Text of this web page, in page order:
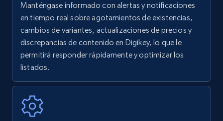
Amazon Reviews
URL, Product name, Product rating, Product
rating object, Product rating max, Rating,
Author name, Asin, and more.
Manténgase informado con alertas y notificaciones
en tiempo real sobre agotamientos de existencias,
cambios de variantes, actualizaciones de precios y
discrepancias de contenido en Digikey, lo que le
permitirá responder rápidamente y optimizar los
listados.